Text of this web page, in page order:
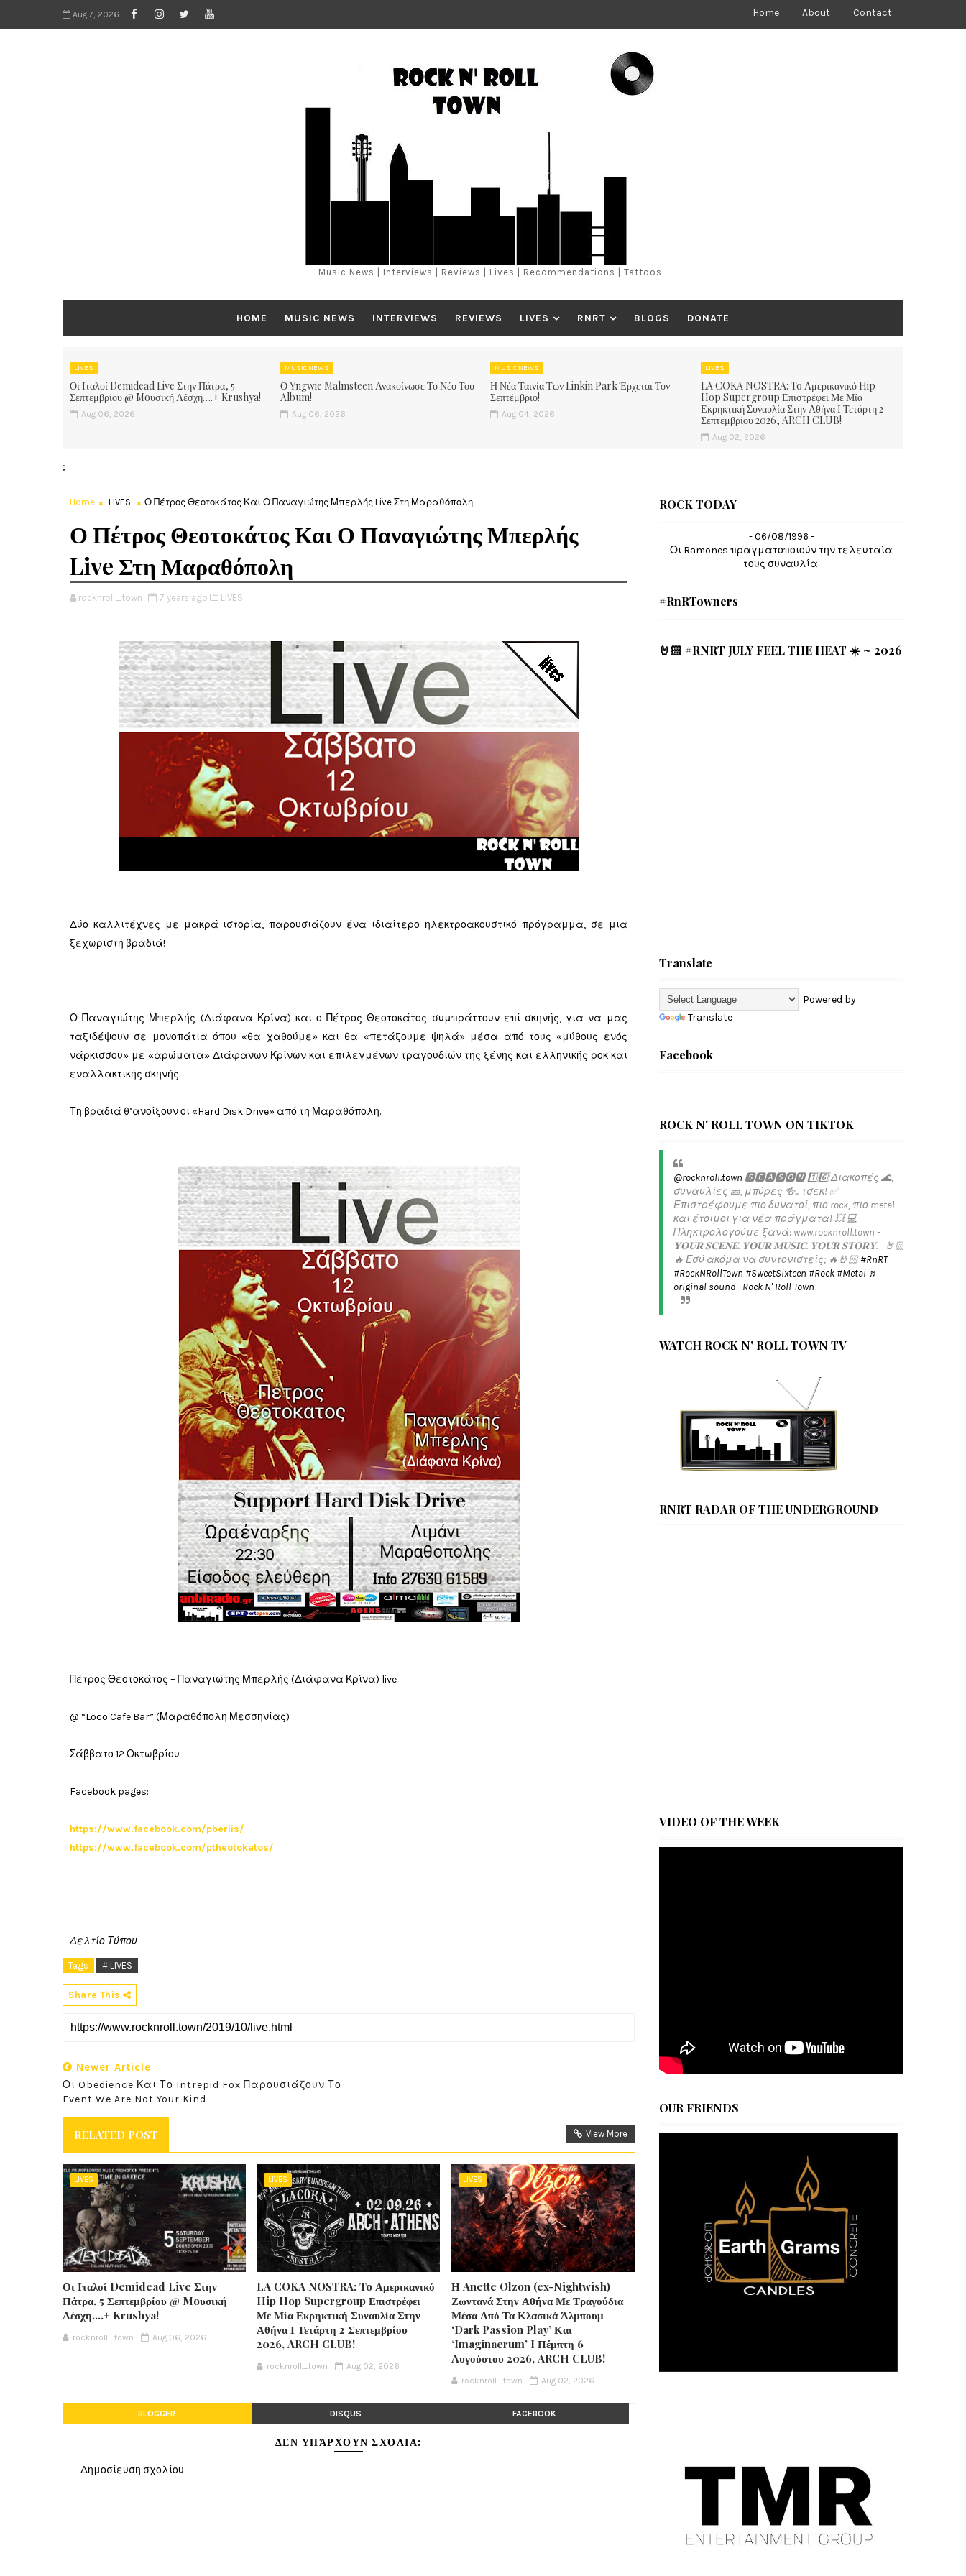
Aug 7, 2026 Home About Contact
Music News | Interviews | Reviews | Lives | Recommendations | Tattoos
HOME MUSIC NEWS INTERVIEWS REVIEWS LIVES RNRT BLOGS DONATE
LIVES
Οι Ιταλοί Demidead Live Στην Πάτρα, 5
Σεπτεμβρίου @ Moυσική Λέσχη….+ Krushya!
Aug 06, 2026
MUSIC NEWS
Ο Yngwie Malmsteen Ανακοίνωσε Το Νέο Του
Album!
Aug 06, 2026
MUSIC NEWS
Η Νέα Ταινία Των Linkin Park Έρχεται Τον
Σεπτέμβριο!
Aug 04, 2026
LIVES
LA COKA NOSTRA: To Αμερικανικό Hip
Hop Supergroup Επιστρέφει Με Μία
Εκρηκτική Συναυλία Στην Αθήνα Ι Τετάρτη 2
Σεπτεμβρίου 2026, ARCH CLUB!
Aug 02, 2026
;
Home LIVES Ο Πέτρος Θεοτοκάτος Και Ο Παναγιώτης Μπερλής Live Στη Μαραθόπολη
Ο Πέτρος Θεοτοκάτος Και Ο Παναγιώτης Μπερλής
Live Στη Μαραθόπολη
rocknroll_town 7 years ago LIVES,
Δύο καλλιτέχνες με μακρά ιστορία, παρουσιάζουν ένα ιδιαίτερο ηλεκτροακουστικό πρόγραμμα, σε μια
ξεχωριστή βραδιά!
Ο Παναγιώτης Μπερλής (Διάφανα Κρίνα) και ο Πέτρος Θεοτοκάτος συμπράττουν επί σκηνής, για να μας
ταξιδέψουν σε μονοπάτια όπου «θα χαθούμε» και θα «πετάξουμε ψηλά» μέσα από τους «μύθους ενός
νάρκισσου» με «αρώματα» Διάφανων Κρίνων και επιλεγμένων τραγουδιών της ξένης και ελληνικής ροκ και
εναλλακτικής σκηνής.
Τη βραδιά θ’ανοίξουν οι «Hard Disk Drive» από τη Μαραθόπολη.
Πέτρος Θεοτοκάτος – Παναγιώτης Μπερλής (Διάφανα Κρίνα) live
@ “Loco Cafe Bar” (Μαραθόπολη Μεσσηνίας)
Σάββατο 12 Οκτωβρίου
Facebook pages:
https://www.facebook.com/pberlis/
https://www.facebook.com/ptheotokatos/
Δελτίο Τύπου
Tags # LIVES
Share This
Newer Article
Οι Obedience Και Το Intrepid Fox Παρουσιάζουν Το
Event We Are Not Your Kind
RELATED POST View More
LIVES
Οι Ιταλοί Demidead Live Στην
Πάτρα, 5 Σεπτεμβρίου @ Moυσική
Λέσχη….+ Krushya!
rocknroll_town Aug 06, 2026
LIVES
LA COKA NOSTRA: To Αμερικανικό
Hip Hop Supergroup Επιστρέφει
Με Μία Εκρηκτική Συναυλία Στην
Αθήνα Ι Τετάρτη 2 Σεπτεμβρίου
2026, ARCH CLUB!
rocknroll_town Aug 02, 2026
LIVES
Η Anette Olzon (ex-Nightwish)
Ζωντανά Στην Αθήνα Με Τραγούδια
Μέσα Από Τα Κλασικά Άλμπουμ
‘Dark Passion Play’ Και
‘Imaginaerum’ I Πέμπτη 6
Αυγούστου 2026, ARCH CLUB!
rocknroll_town Aug 02, 2026
BLOGGER DISQUS FACEBOOK
ΔΕΝ ΥΠΆΡΧΟΥΝ ΣΧΌΛΙΑ:
Δημοσίευση σχολίου
ROCK TODAY
- 06/08/1996 -
Οι Ramones πραγματοποιούν την τελευταία
τους συναυλία.
#RnRTowners
🤘🏻 #RNRT JULY FEEL THE HEAT ☀️ ~ 2026
Translate
Powered by
Translate
Facebook
ROCK N' ROLL TOWN ON TIKTOK
@rocknroll.town 🆂🅴🅰🆂🅾🅽 1️⃣6️⃣ Διακοπές 🌊,
συναυλίες 🎫, μπύρες 🍻... τσεκ! ✅️
Επιστρέφουμε πιο δυνατοί, πιο rock, πιο metal
και έτοιμοι για νέα πράγματα! 💥 💻
Πληκτρολογούμε ξανά: www.rocknroll.town -
𝐘𝐎𝐔𝐑 𝐒𝐂𝐄𝐍𝐄. 𝐘𝐎𝐔𝐑 𝐌𝐔𝐒𝐈𝐂. 𝐘𝐎𝐔𝐑 𝐒𝐓𝐎𝐑𝐘. - 🤘🏻
🔥 Εσύ ακόμα να συντονιστείς; 🔥🤘🏻#RnRT
#RockNRollTown #SweetSixteen #Rock #Metal ♬
original sound - Rock N' Roll Town
WATCH ROCK N' ROLL TOWN TV
RNRT RADAR OF THE UNDERGROUND
VIDEO OF THE WEEK
OUR FRIENDS